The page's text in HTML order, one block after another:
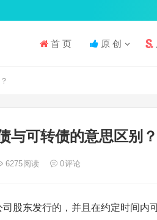
首 页 原 创
与可转债的意思区别？
6275阅读 0评论
股东发行的，并且在约定时间内